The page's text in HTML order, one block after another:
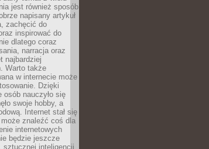
jest również sposób
napisany artykuł
zachęcić do
inspirować do
dlatego coraz
narracja oraz
najbardziej
Warto także
w internecie może
Dzięki
osób nauczyło się
swoje hobby, a
Internet stał się
znaleźć coś dla
internetowych
będzie jeszcze
sztucznej inteligencji